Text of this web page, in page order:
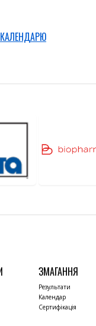
ЗМАГАННЯ
Результати
Календар
Сертифікація